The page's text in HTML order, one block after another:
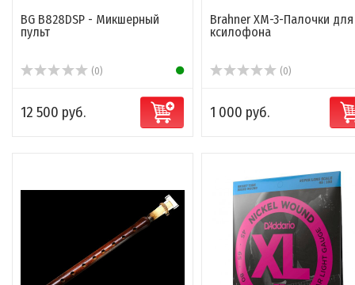
BG B828DSP - Микшерный
пульт
(0)
12 500 руб.
Brahner XM-3-Палочки для
ксилофона
(0)
1 000 руб.